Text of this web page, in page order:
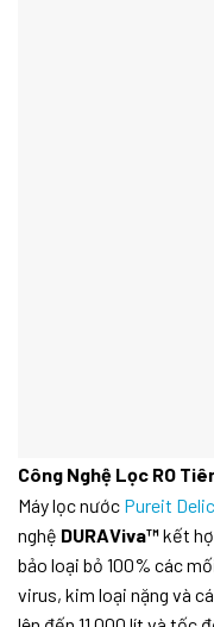
Công Nghệ Lọc RO
Máy lọc nước Pureit
nghệ DURAViva™kết
bảo loại bỏ 100% các
virus, kim loại nặng và